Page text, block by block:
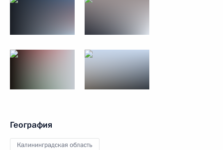
География
Калининградская область